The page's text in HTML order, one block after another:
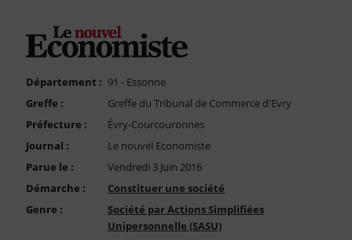
Nous Contacter
Compte PRO
Département : 91 - Essonne
Greffe :
Greffe du Tribunal de Commerce d'Evry
Préfecture :
Évry-Courcouronnes
Journal :
Le nouvel Economiste
Parue le :
Vendredi 3 Juin 2016
Démarche :
Constituer une société
Genre :
Société par Actions Simplifiées
Unipersonnelle (SASU)